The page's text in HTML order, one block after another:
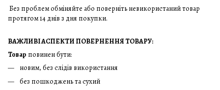
Без проблем обміняйте або поверніть невикористаний товар
протягом 14 днів з дня покупки.
ВАЖЛИВІ АСПЕКТИ ПОВЕРНЕННЯ ТОВАРУ:
Товар повинен бути:
новим, без слідів використання
без пошкоджень та сухий